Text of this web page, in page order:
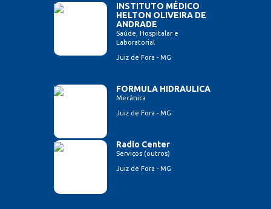
INSTITUTO MÉDICO
HELTON OLIVEIRA DE
ANDRADE
Saúde, Hospitalar e
Laboratorial
Juiz de Fora - MG
FORMULA HIDRAULICA
Mecânica
Juiz de Fora - MG
Radio Center
Serviços (outros)
Juiz de Fora - MG